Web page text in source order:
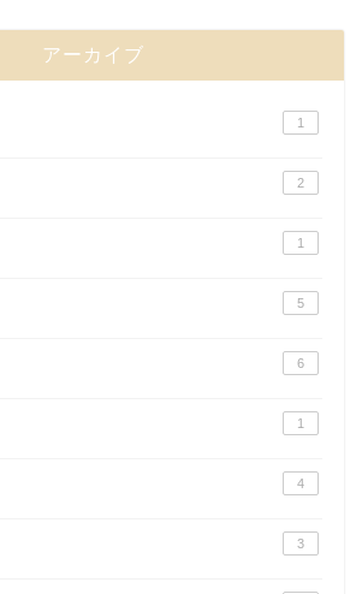
アーカイブ
1
2
1
5
6
1
4
3